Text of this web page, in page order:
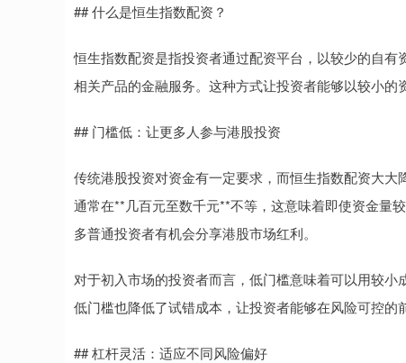
## 什么是恒生指数配资？
恒生指数配资是指投资者通过配资平台，以较少的自
相关产品的金融服务。这种方式让投资者能够以较小的
## 门槛低：让更多人参与港股投资
传统港股投资对资金有一定要求，而恒生指数配资大
通常在**几百元至数千元**不等，这意味着即使资金量
多普通投资者有机会分享港股市场红利。
对于初入市场的投资者而言，低门槛意味着可以用较
低门槛也降低了试错成本，让投资者能够在风险可控的
## 杠杆灵活：适应不同风险偏好